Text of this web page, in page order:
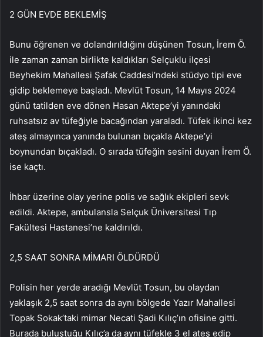
2 GÜN EVDE BEKLEMİŞ
Bunu öğrenen ve dolandırıldığını düşünen Tosun, İrem Ö.
ile zaman zaman birlikte kaldıkları Selçuklu ilçesi
Beyhekim Mahallesi Şafak Caddesi’ndeki stüdyo tipi eve
gidip beklemeye başladı. Mevlüt Tosun, 14 Mayıs 2024
günü tatilden eve dönen Hasan Aktepe’yi yanındaki
ruhsatsız av tüfeğiyle bacağından yaraladı. Tüfek ikinci kez
ateş almayınca yanında bulunan bıçakla Aktepe’yi
boynundan bıçakladı. O sırada tüfeğin sesini duyan İrem Ö.
ise kaçtı.
İhbar üzerine olay yerine polis ve sağlık ekipleri sevk
edildi. Aktepe, ambulansla Selçuk Üniversitesi Tıp
Fakültesi Hastanesi’ne kaldırıldı.
2,5 SAAT SONRA MİMARI ÖLDÜRDÜ
Polisin her yerde aradığı Mevlüt Tosun, bu olaydan
yaklaşık 2,5 saat sonra da aynı bölgede Yazır Mahallesi
Topak Sokak’taki mimar Necati Şadi Kılıç’ın ofisine gitti.
Burada buluştuğu Kılıç’a da aynı tüfekle 3 el ateş edip